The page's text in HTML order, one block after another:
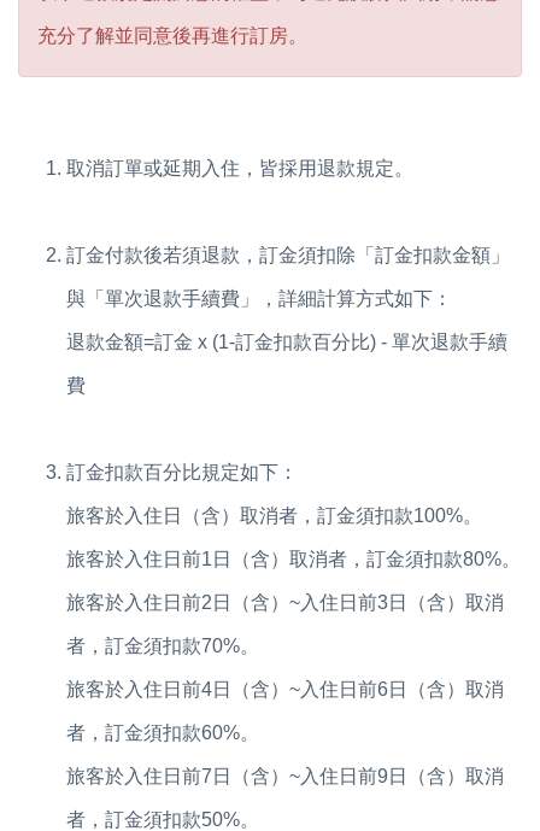
充分了解並同意後再進行訂房。
取消訂單或延期入住，皆採用退款規定。
訂金付款後若須退款，訂金須扣除「訂金扣款金額」
與「單次退款手續費」，詳細計算方式如下：
退款金額=訂金 x (1-訂金扣款百分比) - 單次退款手續
費
訂金扣款百分比規定如下：
旅客於入住日（含）取消者，訂金須扣款100%。
旅客於入住日前1日（含）取消者，訂金須扣款80%。
旅客於入住日前2日（含）~入住日前3日（含）取消
者，訂金須扣款70%。
旅客於入住日前4日（含）~入住日前6日（含）取消
者，訂金須扣款60%。
旅客於入住日前7日（含）~入住日前9日（含）取消
者，訂金須扣款50%。